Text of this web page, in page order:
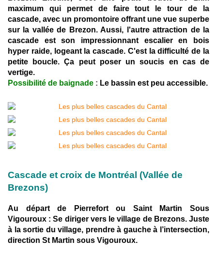
maximum qui permet de faire tout le tour de la
cascade, avec un promontoire offrant une vue superbe
sur la vallée de Brezon. Aussi, l'autre attraction de la
cascade est son impressionnant escalier en bois
hyper raide, logeant la cascade. C'est la difficulté de la
petite boucle. Ça peut poser un soucis en cas de
vertige.
Possibilité de baignade : Le bassin est peu accessible.
Cascade et croix de Montréal (Vallée de
Brezons)
Au départ de Pierrefort ou Saint Martin Sous
Vigouroux : Se diriger vers le village de Brezons. Juste
à la sortie du village, prendre à gauche à l’intersection,
direction St Martin sous Vigouroux.